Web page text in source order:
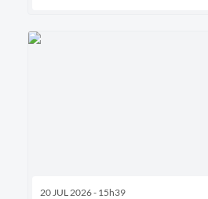
20 JUL 2026 - 15h39